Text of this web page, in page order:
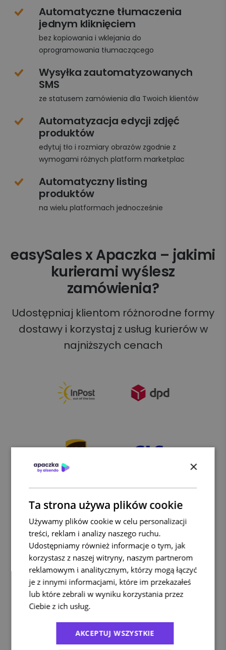
Automatyczne tłumaczenia
jednym kliknięciem
bez kopiowania i wklejania do
oprogramowania tłumaczącego
Wysyłka zautomatyzowanych
SMS
ze statusem zamówienia dla Twoich klientów
Automatyzacja edycji zdjęć
produktów
edytuj tło i rozmiary obrazów zgodnie z
wymogami różnych platform marketplac
Automatyczny listing
produktów
na wielu platformach jednocześnie
easySales x Apaczka – jakimi
kurierami wyślesz
zamówienia?
Udostępniaj klientom różnorodne formy
dostawy i korzystaj z usług kurierów w
najniższych cenach
×
Ta strona używa plików cookie
Używamy plików cookie w celu personalizacji
treści, reklam i analizy naszego ruchu.
Udostępniamy również informacje o tym, jak
korzystasz z naszej witryny, naszym partnerom
reklamowym i analitycznym, którzy mogą łączyć
je z innymi informacjami, które im przekazałeś
lub które zebrali w wyniku korzystania przez
Ciebie z ich usług.
AKCEPTUJ WSZYSTKIE